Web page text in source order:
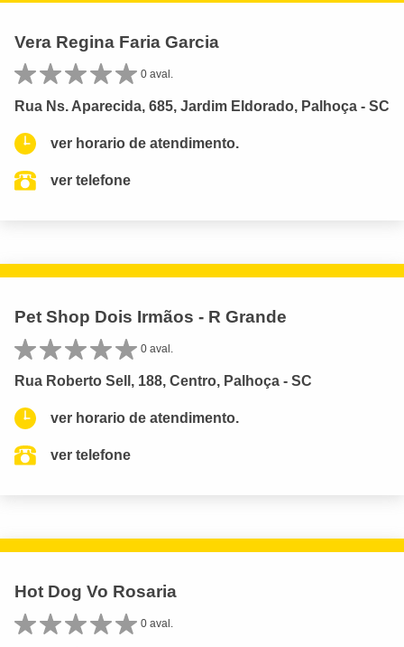
Vera Regina Faria Garcia
0 aval.
Rua Ns. Aparecida, 685, Jardim Eldorado, Palhoça - SC
ver horario de atendimento.
ver telefone
Pet Shop Dois Irmãos - R Grande
0 aval.
Rua Roberto Sell, 188, Centro, Palhoça - SC
ver horario de atendimento.
ver telefone
Hot Dog Vo Rosaria
0 aval.